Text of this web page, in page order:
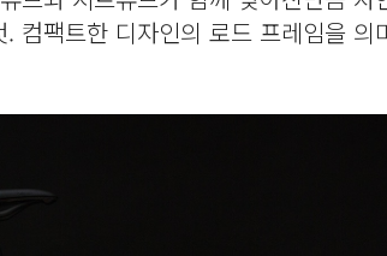
. 컴팩트한 디자인의 로드 프레임을